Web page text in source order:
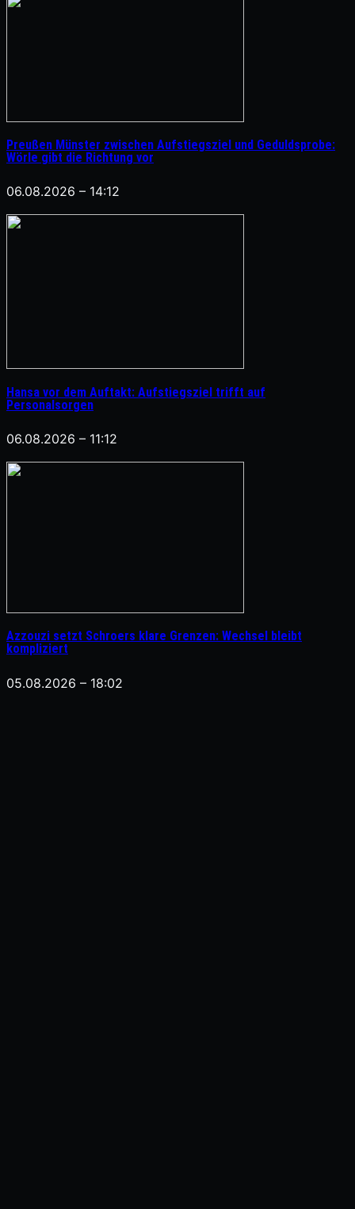
Preußen Münster zwischen Aufstiegsziel und Geduldsprobe:
Wörle gibt die Richtung vor
06.08.2026 – 14:12
Hansa vor dem Auftakt: Aufstiegsziel trifft auf
Personalsorgen
06.08.2026 – 11:12
Azzouzi setzt Schroers klare Grenzen: Wechsel bleibt
kompliziert
05.08.2026 – 18:02